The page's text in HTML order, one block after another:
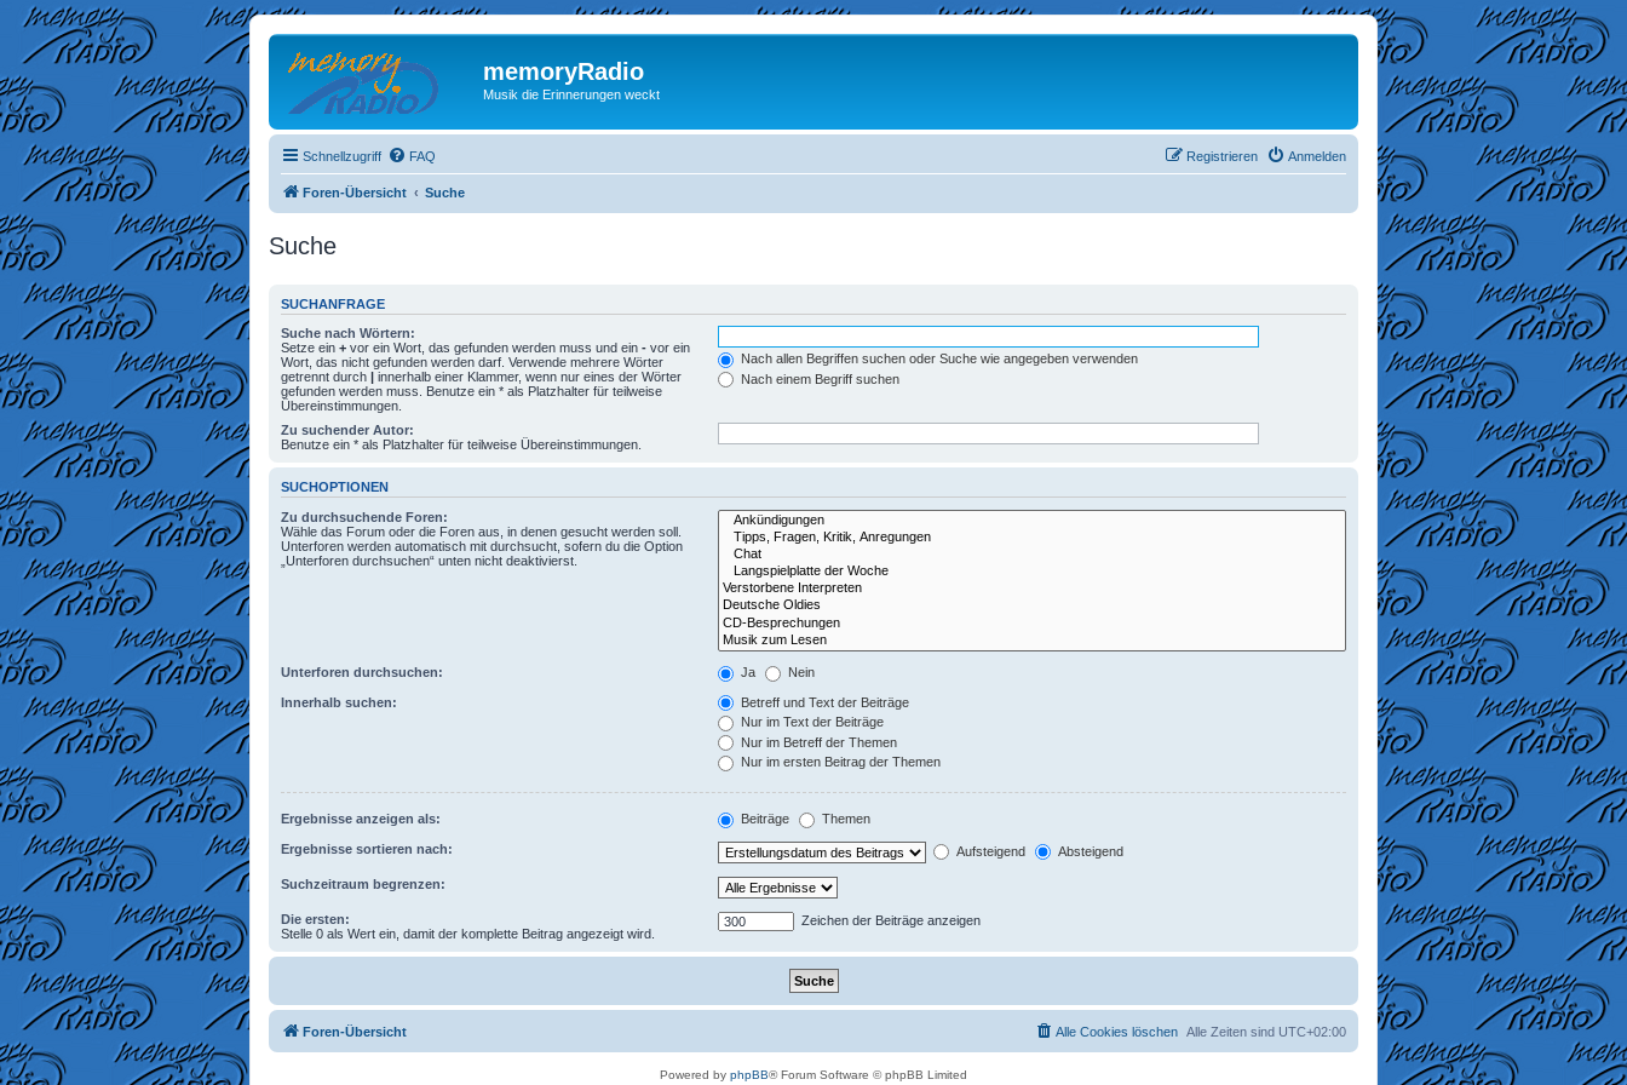
memoryRadio
Musik die Erinnerungen weckt
Schnellzugriff FAQ Anmelden
Registrieren
Foren-Übersicht Suche
Suche
SUCHANFRAGE
Suche nach Wörtern:
Setze ein + vor ein Wort, das gefunden werden muss und ein - vor ein
Wort, das nicht gefunden werden darf. Verwende mehrere Wörter
getrennt durch | innerhalb einer Klammer, wenn nur eines der Wörter
gefunden werden muss. Benutze ein * als Platzhalter für teilweise
Übereinstimmungen.
Nach allen Begriffen suchen oder Suche wie angegeben verwenden
Nach einem Begriff suchen
Zu suchender Autor:
Benutze ein * als Platzhalter für teilweise Übereinstimmungen.
SUCHOPTIONEN
Zu durchsuchende Foren:
Wähle das Forum oder die Foren aus, in denen gesucht werden soll.
Unterforen werden automatisch mit durchsucht, sofern du die Option
„Unterforen durchsuchen“ unten nicht deaktivierst.
Unterforen durchsuchen: Ja Nein
Innerhalb suchen:
Betreff und Text der Beiträge
Nur im Text der Beiträge
Nur im Betreff der Themen
Nur im ersten Beitrag der Themen
Ergebnisse anzeigen als: Beiträge Themen
Ergebnisse sortieren nach: Aufsteigend Absteigend
Suchzeitraum begrenzen:
Die ersten:
Stelle 0 als Wert ein, damit der komplette Beitrag angezeigt wird.
Zeichen der Beiträge anzeigen
Foren-Übersicht Alle Zeiten sind UTC+02:00
Alle Cookies löschen
Powered by phpBB® Forum Software © phpBB Limited